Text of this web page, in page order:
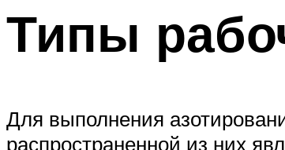
Типы
Для выполнения
распространенной из них